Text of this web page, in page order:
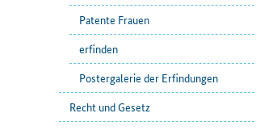
Patente Frauen
erfinden
Postergalerie der Erfindungen
Recht und Gesetz